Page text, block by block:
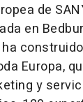
de
en
Europa,
y